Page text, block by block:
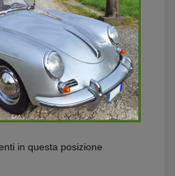
Eventi
in questa posizione